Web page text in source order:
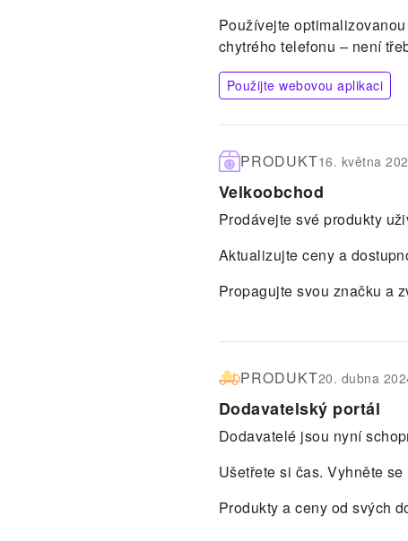
Používejte
chytrého telefonu – není
Použijte webovou aplikaci
PRODUKT16. května
Velkoobchod
Prodávejte své produkty
Aktualizujte ceny a
Propagujte svou značku a
PRODUKT20. dubna
Dodavatelský portál
Dodavatelé jsou nyní
Ušetřete si čas. Vyhněte
Produkty a ceny od svých